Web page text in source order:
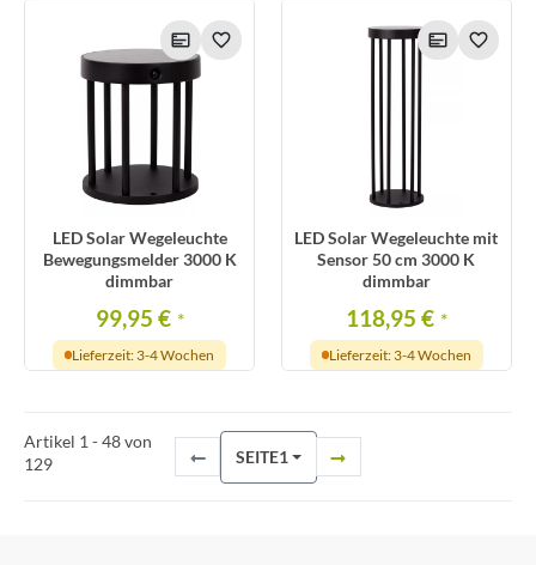
LED Solar Wegeleuchte
Bewegungsmelder 3000 K
dimmbar
99,95 € *
Lieferzeit: 3-4 Wochen
LED Solar Wegeleuchte mit
Sensor 50 cm 3000 K
dimmbar
118,95 € *
Lieferzeit: 3-4 Wochen
Artikel 1 - 48 von
129
SEITE1